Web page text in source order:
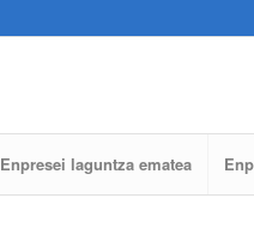
Enpresei laguntza ematea